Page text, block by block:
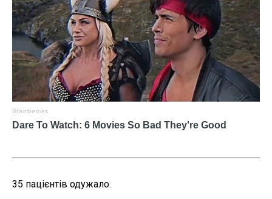
35 пацієнтів одужало.